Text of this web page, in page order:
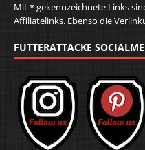
Mit * gekennzeichnete Links
Affiliatelinks. Ebenso die
FUTTERATTACKE